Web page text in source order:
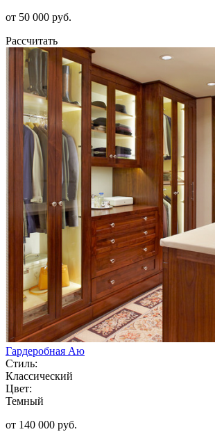
от 50 000 руб.
Рассчитать
Гардеробная Аю
Стиль:
Классический
Цвет:
Темный
от 140 000 руб.